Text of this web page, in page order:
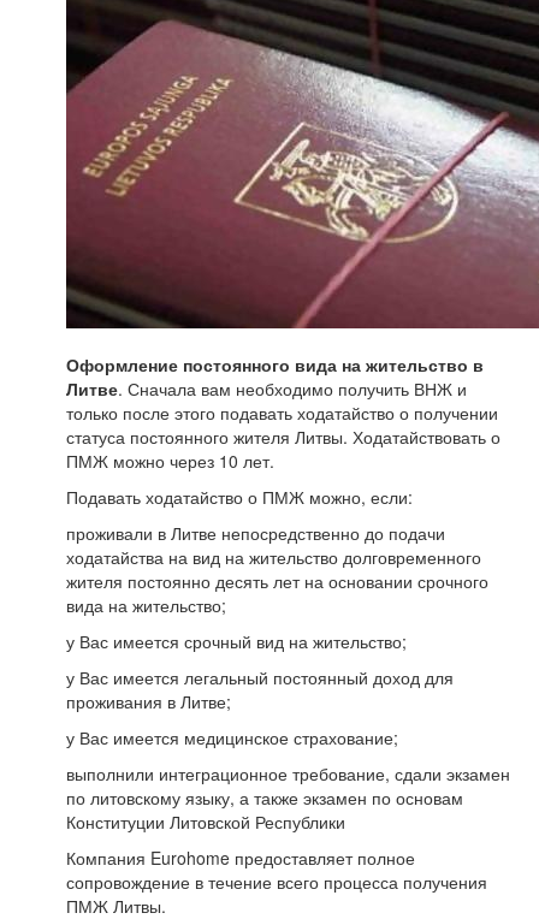
Оформление постоянного вида на жительство в
Литве. Сначала вам необходимо получить ВНЖ и
только после этого подавать ходатайство о получении
статуса постоянного жителя Литвы. Ходатайствовать о
ПМЖ можно через 10 лет.
Подавать ходатайство о ПМЖ можно, если:
проживали в Литве непосредственно до подачи
ходатайства на вид на жительство долговременного
жителя постоянно десять лет на основании срочного
вида на жительство;
у Вас имеется срочный вид на жительство;
у Вас имеется легальный постоянный доход для
проживания в Литве;
у Вас имеется медицинское страхование;
выполнили интеграционное требование, сдали экзамен
по литовскому языку, а также экзамен по основам
Конституции Литовской Республики
Компания Eurohome предоставляет полное
сопровождение в течение всего процесса получения
ПМЖ Литвы.